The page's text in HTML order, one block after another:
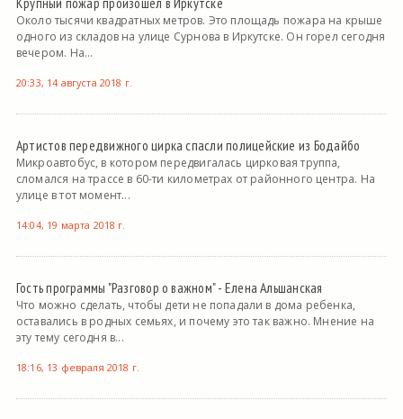
Около тысячи квадратных метров. Это площадь пожара на крыше
одного из складов на улице Сурнова в Иркутске. Он горел сегодня
вечером. На...
20:33, 14 августа 2018 г.
Артистов передвижного цирка спасли полицейские из Бодайбо
Микроавтобус, в котором передвигалась цирковая труппа,
сломался на трассе в 60-ти километрах от районного центра. На
улице в тот момент...
14:04, 19 марта 2018 г.
Гость программы "Разговор о важном" - Елена Альшанская
Что можно сделать, чтобы дети не попадали в дома ребенка,
оставались в родных семьях, и почему это так важно. Мнение на
эту тему сегодня в...
18:16, 13 февраля 2018 г.